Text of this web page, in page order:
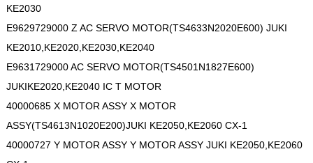
KE2030
E9629729000 Z AC SERVO MOTOR(TS4633N2020E600) JUKI
KE2010,KE2020,KE2030,KE2040
E9631729000 AC SERVO MOTOR(TS4501N1827E600)
JUKIKE2020,KE2040 IC T MOTOR
40000685 X MOTOR ASSY X MOTOR
ASSY(TS4613N1020E200)JUKI KE2050,KE2060 CX-1
40000727 Y MOTOR ASSY Y MOTOR ASSY JUKI KE2050,KE2060